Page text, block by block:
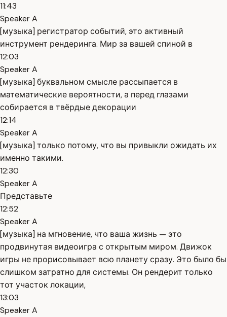
11:43
Speaker A
[музыка] регистратор событий, это активный
инструмент рендеринга. Мир за вашей спиной в
12:03
Speaker A
[музыка] буквальном смысле рассыпается в
математические вероятности, а перед глазами
собирается в твёрдые декорации
12:14
Speaker A
[музыка] только потому, что вы привыкли ожидать их
именно такими.
12:30
Speaker A
Представьте
12:52
Speaker A
[музыка] на мгновение, что ваша жизнь — это
продвинутая видеоигра с открытым миром. Движок
игры не прорисовывает всю планету сразу. Это было бы
слишком затратно для системы. Он рендерит только
тот участок локации,
13:03
Speaker A